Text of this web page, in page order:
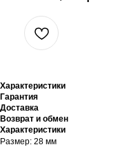
Характеристики
Гарантия
Доставка
Возврат и обмен
Характеристики
Размер: 28 мм